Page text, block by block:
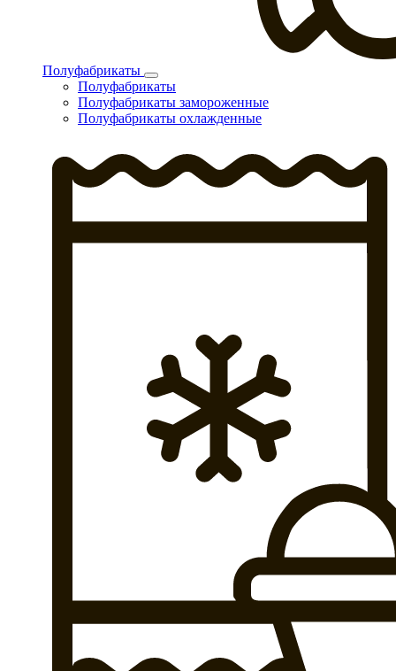
Полуфабрикаты
Полуфабрикаты
Полуфабрикаты замороженные
Полуфабрикаты охлажденные